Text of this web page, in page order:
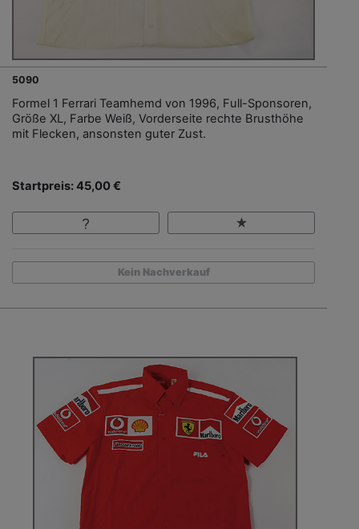
5090
Formel 1 Ferrari Teamhemd von 1996, Full-Sponsoren,
Größe XL, Farbe Weiß, Vorderseite rechte Brusthöhe
mit Flecken, ansonsten guter Zust.
Startpreis: 45,00 €
Kein Nachverkauf